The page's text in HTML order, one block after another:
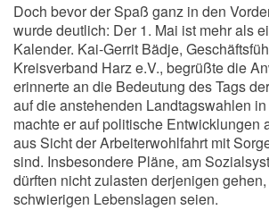
Doch bevor der Spaß ganz in den
wurde deutlich: Der 1. Mai ist mehr als
Kalender. Kai-Gerrit Bädje,
Kreisverband Harz e.V., begrüßte die
erinnerte an die Bedeutung des Tags
auf die anstehenden Landtagswahlen
machte er auf politische Entwicklungen
aus Sicht der Arbeiterwohlfahrt mit
sind. Insbesondere Pläne, am
dürften nicht zulasten derjenigen
schwierigen Lebenslagen seien.